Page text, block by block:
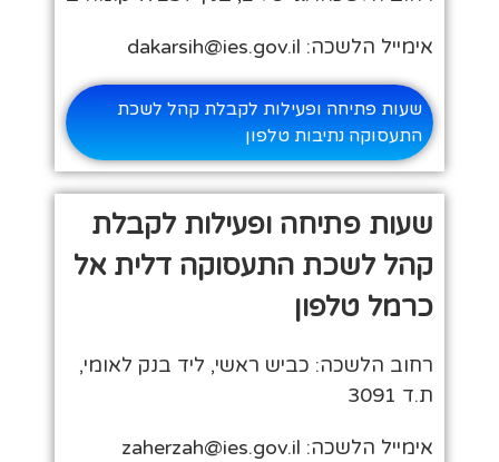
אימייל הלשכה: dakarsih@ies.gov.il
שעות פתיחה ופעילות לקבלת קהל לשכת
התעסוקה נתיבות טלפון
שעות פתיחה ופעילות לקבלת
קהל לשכת התעסוקה דלית אל
כרמל טלפון
רחוב הלשכה: כביש ראשי, ליד בנק לאומי,
ת.ד 3091
אימייל הלשכה: zaherzah@ies.gov.il